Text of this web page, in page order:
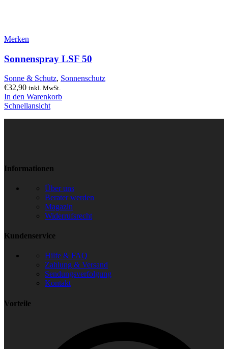
Merken
Sonnenspray LSF 50
Sonne & Schutz, Sonnenschutz
€32,90 inkl. MwSt.
In den Warenkorb
Schnellansicht
Informationen
Über uns
Berater werden
Magazin
Widerrufsrecht
Kundenservice
Hilfe & FAQ
Zahlung & Versand
Sendungsverfolgung
Kontakt
Vorteile